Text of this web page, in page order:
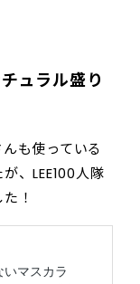
ュラル盛り
も使っている
、LEE100人隊
！